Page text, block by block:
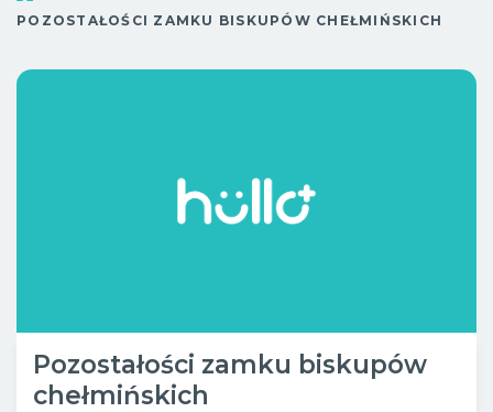
Wypoczynek
Bistro
Sob.
10:00 - 20:00
POZOSTAŁOŚCI ZAMKU BISKUPÓW CHEŁMIŃSKICH
Pozostałości zamku biskupów
chełmińskich